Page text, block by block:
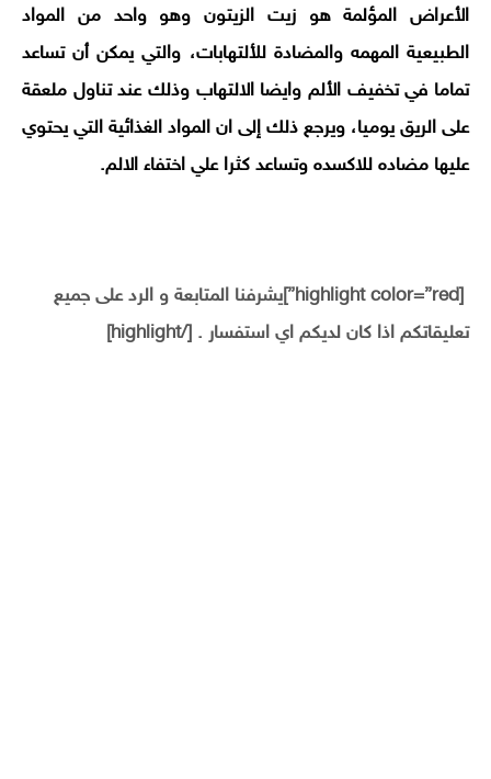
الأعراض المؤلمة هو
زيت الزيتون وهو واحد من المواد
الطبيعية المهمه والمضادة للألتهابات، والتي يمكن أن تساعد
تماما في تخفيف الألم وايضا الالتهاب وذلك عند تناول ملعقة
على الريق يوميا، ويرجع ذلك إلى ان المواد الغذائية التي يحتوي
عليها مضاده للاكسده وتساعد كثرا علي اختفاء الالم.
[highlight color=”red”]يشرفنا المتابعة و الرد على جميع
تعليقاتكم اذا كان لديكم اي استفسار . [/highlight]